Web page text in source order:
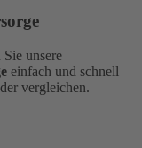
unsere
einfach und schnell
vergleichen.